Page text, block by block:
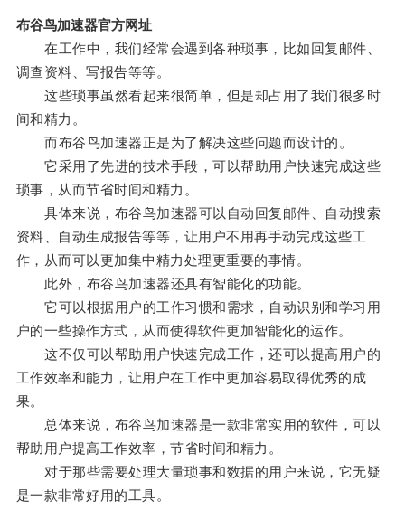
布谷鸟加速器官方网址
在工作中，我们经常会遇到各种琐事，比如回复邮件、
调查资料、写报告等等。
这些琐事虽然看起来很简单，但是却占用了我们很多时
间和精力。
而布谷鸟加速器正是为了解决这些问题而设计的。
它采用了先进的技术手段，可以帮助用户快速完成这些
琐事，从而节省时间和精力。
具体来说，布谷鸟加速器可以自动回复邮件、自动搜索
资料、自动生成报告等等，让用户不用再手动完成这些工
作，从而可以更加集中精力处理更重要的事情。
此外，布谷鸟加速器还具有智能化的功能。
它可以根据用户的工作习惯和需求，自动识别和学习用
户的一些操作方式，从而使得软件更加智能化的运作。
这不仅可以帮助用户快速完成工作，还可以提高用户的
工作效率和能力，让用户在工作中更加容易取得优秀的成
果。
总体来说，布谷鸟加速器是一款非常实用的软件，可以
帮助用户提高工作效率，节省时间和精力。
对于那些需要处理大量琐事和数据的用户来说，它无疑
是一款非常好用的工具。